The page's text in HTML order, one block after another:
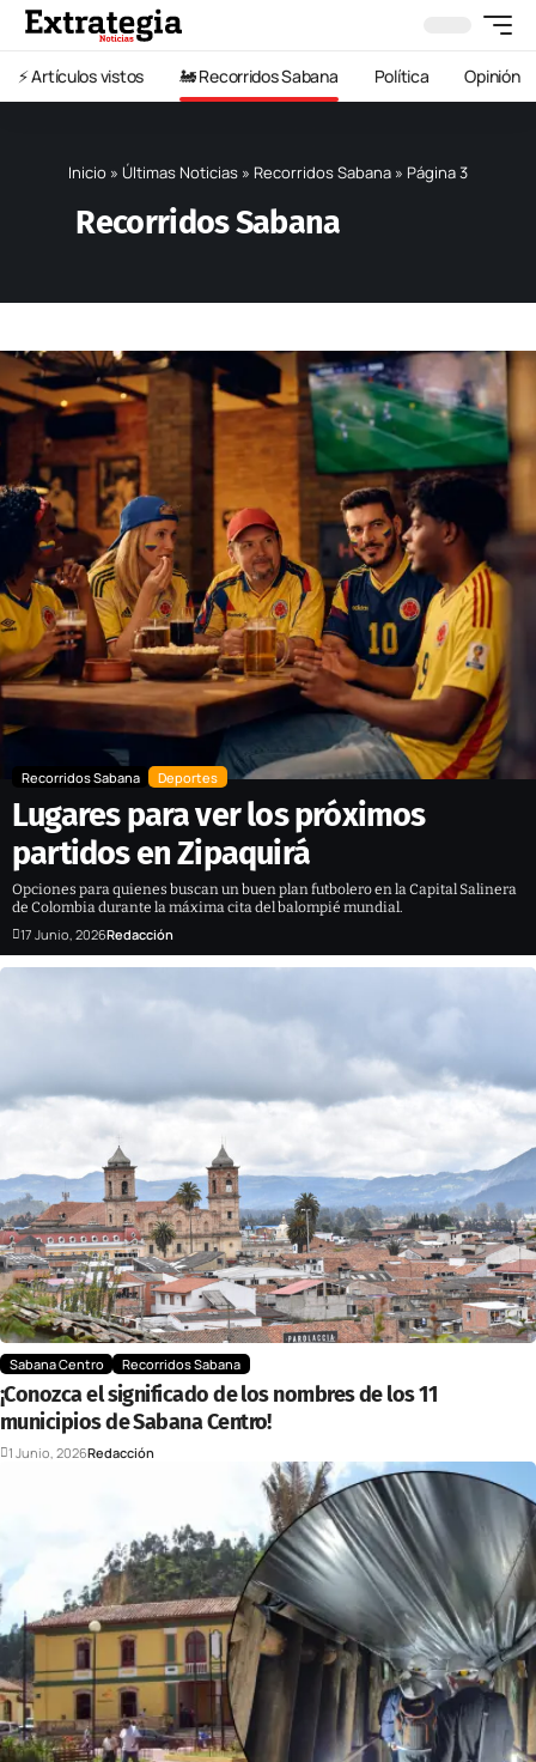
⚡️ Artículos vistos 🚂 Recorridos Sabana Política Opinión
Inicio » Últimas Noticias » Recorridos Sabana » Página 3
Recorridos Sabana
Recorridos Sabana Deportes
Lugares para ver los próximos
partidos en Zipaquirá
Opciones para quienes buscan un buen plan futbolero en la Capital Salinera
de Colombia durante la máxima cita del balompié mundial.
17 Junio, 2026Redacción
Sabana Centro Recorridos Sabana
¡Conozca el significado de los nombres de los 11
municipios de Sabana Centro!
1 Junio, 2026Redacción